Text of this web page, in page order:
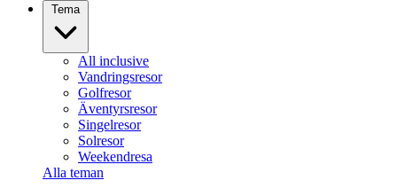
Tema
All inclusive
Vandringsresor
Golfresor
Äventyrsresor
Singelresor
Solresor
Weekendresa
Alla teman